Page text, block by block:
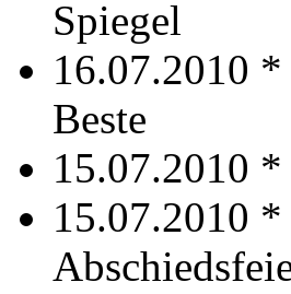
Spiegel
16.07.2010 *
Beste
15.07.2010 *
15.07.2010 *